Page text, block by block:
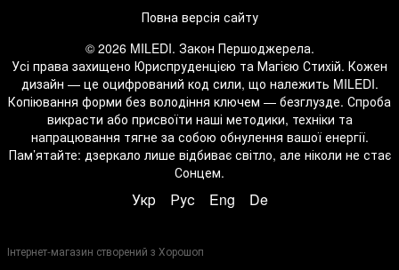
Повна версія сайту
© 2026 MILEDI. Закон Першоджерела.
Усі права захищено Юриспруденцією та Магією Стихій. Кожен
дизайн — це оцифрований код сили, що належить MILEDI.
Копіювання форми без володіння ключем — безглузде. Спроба
викрасти або присвоїти наші методики, техніки та
напрацювання тягне за собою обнулення вашої енергії.
Пам’ятайте: дзеркало лише відбиває світло, але ніколи не стає
Сонцем.
Укр Рус Eng De
Інтернет-магазин створений з Хорошоп